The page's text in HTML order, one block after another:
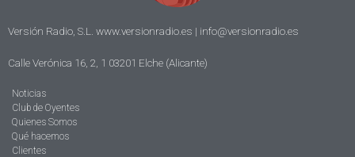
Versión Radio, S.L. www.versionradio.es | info@versionradio.es
Calle Verónica 16, 2, 1 03201 Elche (Alicante)
Noticias
Club de Oyentes
Quienes Somos
Qué hacemos
Clientes